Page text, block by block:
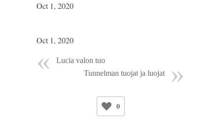
Oct 1, 2020
Oct 1, 2020
Lucia valon tuo
Tunnelman tuojat ja luojat
0